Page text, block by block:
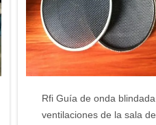
Rfi Guía de onda blindada
ventilaciones de la sala de